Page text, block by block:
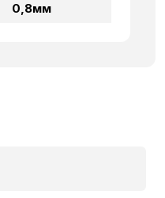
0,8мм